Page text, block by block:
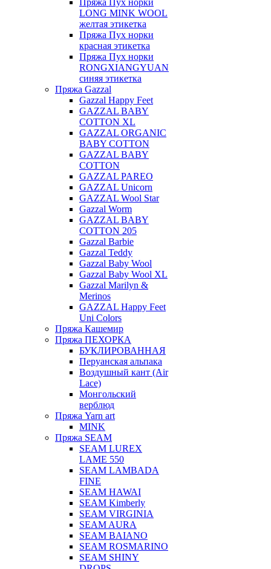
Пряжа Пух норки
LONG MINK WOOL
желтая этикетка
Пряжа Пух норки
красная этикетка
Пряжа Пух норки
RONGXIANGYUAN
синяя этикетка
Пряжа Gazzal
Gazzal Happy Feet
GAZZAL BABY
COTTON XL
GAZZAL ORGANIC
BABY COTTON
GAZZAL BABY
COTTON
GAZZAL PAREO
GAZZAL Unicorn
GAZZAL Wool Star
Gazzal Worm
GAZZAL BABY
COTTON 205
Gazzal Barbie
Gazzal Teddy
Gazzal Baby Wool
Gazzal Baby Wool XL
Gazzal Marilyn &
Merinos
GAZZAL Happy Feet
Uni Colors
Пряжа Кашемир
Пряжа ПЕХОРКА
БУКЛИРОВАННАЯ
Перуанская альпака
Воздушный кант (Air
Lace)
Монгольский
верблюд
Пряжа Yarn art
MINK
Пряжа SEAM
SEAM LUREX
LAME 550
SEAM LAMBADA
FINE
SEAM HAWAI
SEAM Kimberly
SEAM VIRGINIA
SEAM AURA
SEAM BAIANO
SEAM ROSMARINO
SEAM SHINY